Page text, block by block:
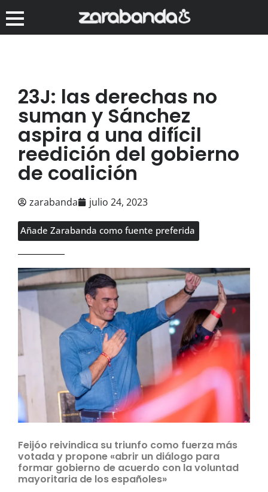
23J: las derechas no
suman y Sánchez
aspira a una difícil
reedición del gobierno
de coalición
zarabanda julio 24, 2023
Añade Zarabanda como fuente preferida
Feijóo reivindica su triunfo como fuerza más
votada y propone «abrir un diálogo para
formar gobierno de acuerdo con la voluntad
mayoritaria de los españoles»